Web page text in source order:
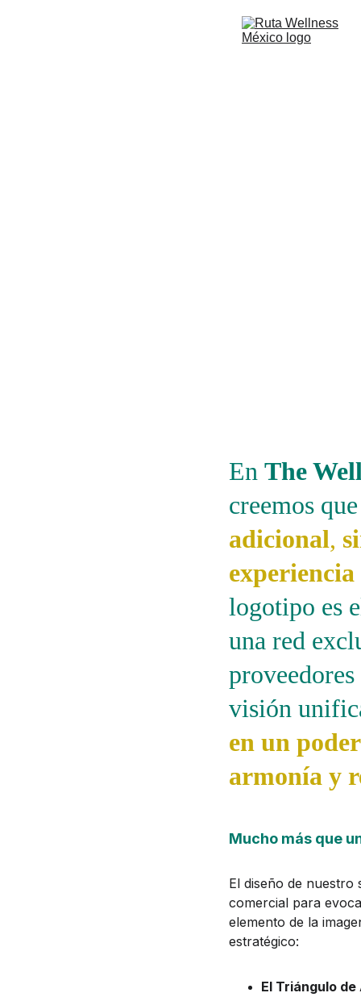
En The
creemos
adicional,
logotipo es
una red
visión
en un
armonía y
Mucho más que
El diseño de
comercial para
elemento de la
estratégico:
El Triángulo